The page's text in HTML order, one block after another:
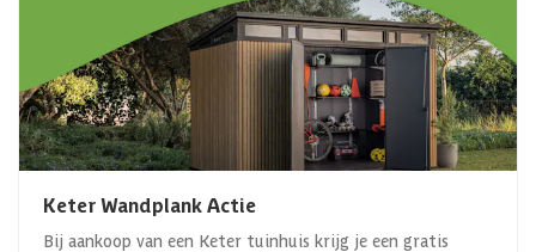
Keter Wandplank Actie
Bij aankoop van een Keter tuinhuis krijg je een gratis